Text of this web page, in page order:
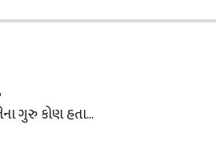
ગુરુ કોણ હતા...